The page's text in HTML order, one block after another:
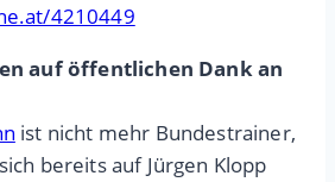
4210449
auf öffentlichen Dank an
ist nicht mehr Bundestrainer,
bereits auf Jürgen Klopp